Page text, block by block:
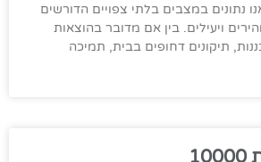
נתונים במצבים בלתי צפויים הדורשים
ויעילים. בין אם מדובר בהוצאות
תיקונים דחופים בבית, תמיכה